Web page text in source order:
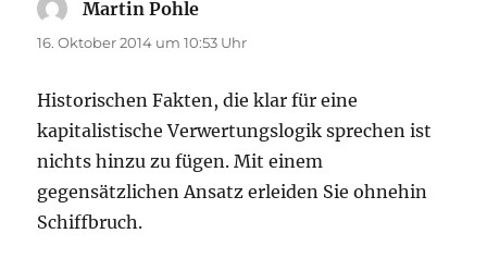
Martin Pohle
16. Oktober 2014 um 10:53 Uhr
Historischen Fakten, die klar für eine
kapitalistische Verwertungslogik sprechen ist
nichts hinzu zu fügen. Mit einem
gegensätzlichen Ansatz erleiden Sie ohnehin
Schiffbruch.